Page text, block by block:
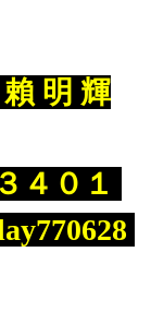
明 輝
４０１